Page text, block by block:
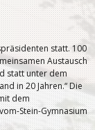
statt. 100
Austausch
statt unter dem
in 20 Jahren.“ Die
dem
Stein-Gymnasium